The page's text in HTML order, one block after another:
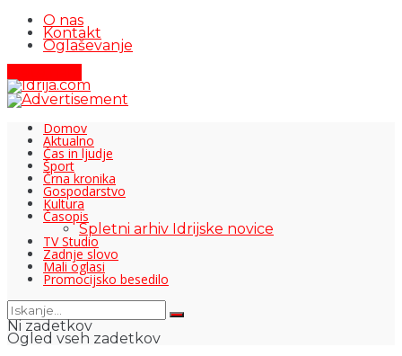
O nas
Kontakt
Oglaševanje
Domov
Aktualno
Čas in ljudje
Šport
Črna kronika
Gospodarstvo
Kultura
Časopis
Spletni arhiv Idrijske novice
TV Studio
Zadnje slovo
Mali oglasi
Promocijsko besedilo
Ni zadetkov
Ogled vseh zadetkov